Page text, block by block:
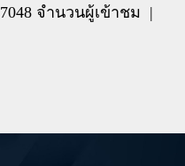
7048 จำนวนผู้เข้าชม |